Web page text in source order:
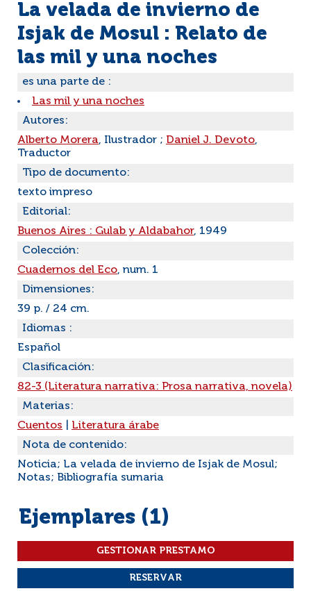
La velada de invierno de
Isjak de Mosul : Relato de
las mil y una noches
es una parte de :
Las mil y una noches
Autores:
Alberto Morera, Ilustrador ; Daniel J. Devoto,
Traductor
Tipo de documento:
texto impreso
Editorial:
Buenos Aires : Gulab y Aldabahor, 1949
Colección:
Cuadernos del Eco, num. 1
Dimensiones:
39 p. / 24 cm.
Idiomas :
Español
Clasificación:
82-3 (Literatura narrativa: Prosa narrativa, novela)
Materias:
Cuentos
Literatura árabe
Nota de contenido:
Noticia; La velada de invierno de Isjak de Mosul;
Notas; Bibliografía sumaria
Ejemplares (1)